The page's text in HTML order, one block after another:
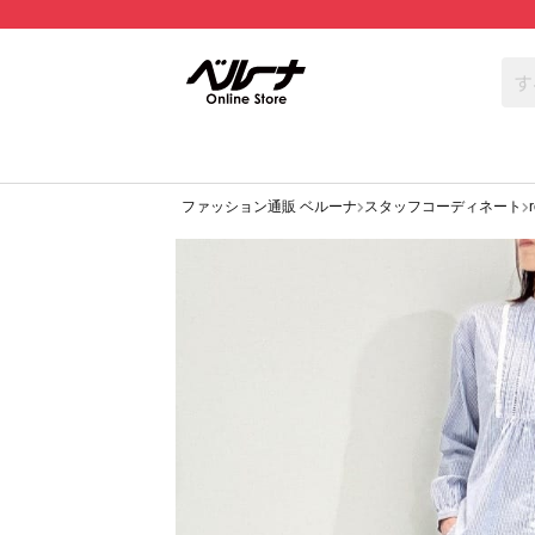
ファッション通販 ベルーナ スタッフコーディネート